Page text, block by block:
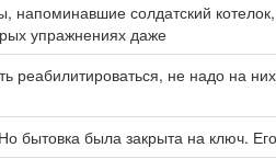
солдатский
упражнениях даже
реабилитироваться, не надо на них
бытовка была закрыта на ключ.